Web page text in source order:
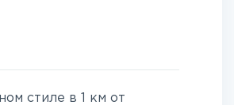
стиле в 1 км от